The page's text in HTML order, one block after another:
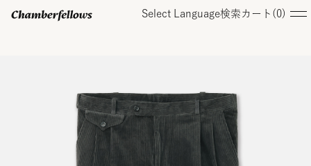
Select Language検索 カート( 0)
オンラインストア